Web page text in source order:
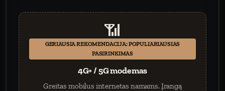
📶
GERIAUSIA REKOMENDACIJA: POPULIARIAUSIAS
PASIRINKIMAS
4G+ / 5G modemas
Greitas mobilus internetas namams. Įrangą